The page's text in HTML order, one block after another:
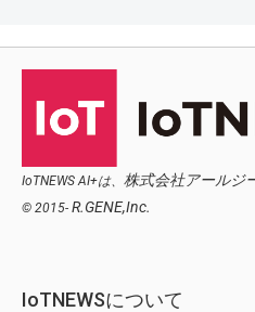
IoTNEWS AI+は、 株式会社アールジ
© 2015- R.GENE,Inc.
IoTNEWSについて